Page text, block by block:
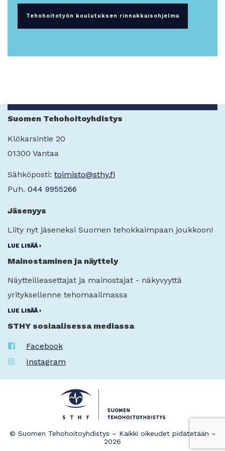
Tehohoitotyön koulutuksen rinnakkaisohjelma
Suomen Tehohoitoyhdistys
Klökarsintie 20
01300 Vantaa
Sähköposti: toimisto@sthy.fi
Puh. 044 9955266
Jäsenyys
Liity nyt jäseneksi Suomen tehokkaimpaan joukkoon!
LUE LISÄÄ ›
Mainostaminen ja näyttely
Näytteilleasettajat ja mainostajat - näkyvyyttä
yrityksellenne tehomaailmassa
LUE LISÄÄ ›
STHY sosiaalisessa mediassa
Facebook
Instagram
© Suomen Tehohoitoyhdistys – Kaikki oikeudet pidätetään –
2026